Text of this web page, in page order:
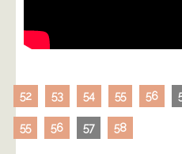
52 53 54 55 56
55 56 57 58